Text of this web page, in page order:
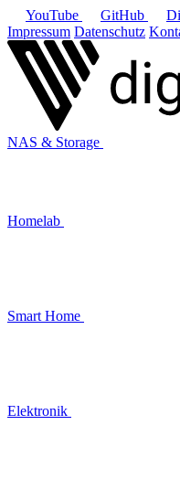
YouTube GitHub
Impressum Datenschutz
NAS & Storage
Homelab
Smart Home
Elektronik